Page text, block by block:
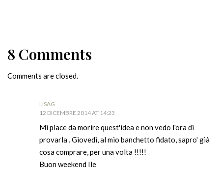
8 Comments
Comments are closed.
LISAG
12 DICEMBRE 2014 AT 14:23
Mi piace da morire quest'idea e non vedo l'ora di
provarla . Giovedì, al mio banchetto fidato, sapro' già
cosa comprare, per una volta !!!!!
Buon weekend Ile